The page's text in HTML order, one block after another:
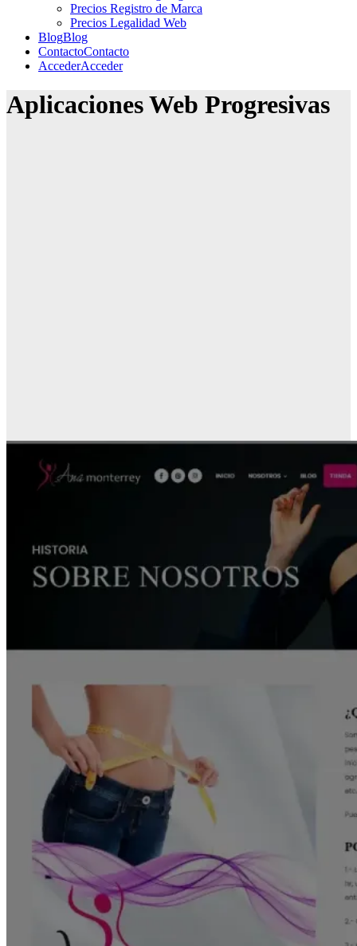
Precios Registro de Marca
Precios Legalidad Web
BlogBlog
ContactoContacto
AccederAcceder
Aplicaciones Web Progresivas